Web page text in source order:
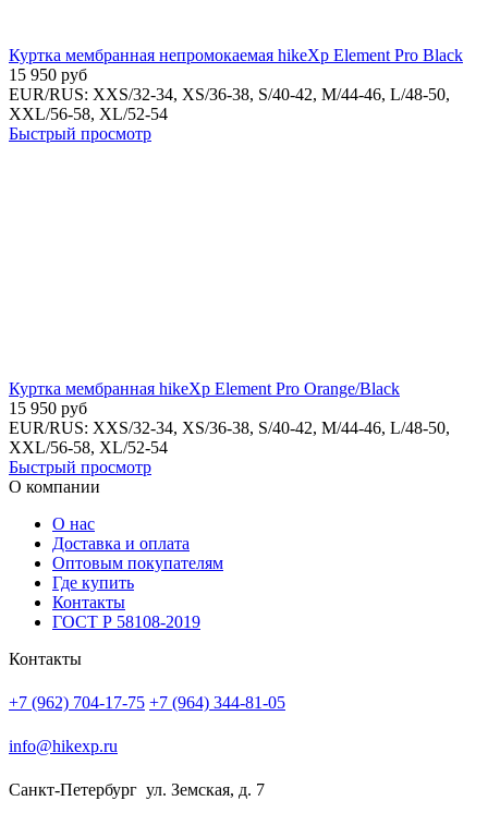
Куртка мембранная непромокаемая hikeXp Element Pro Black
15 950 руб
EUR/RUS: XXS/32-34, XS/36-38, S/40-42, M/44-46, L/48-50,
XXL/56-58, XL/52-54
Быстрый просмотр
Куртка мембранная hikeXp Element Pro Orange/Black
15 950 руб
EUR/RUS: XXS/32-34, XS/36-38, S/40-42, M/44-46, L/48-50,
XXL/56-58, XL/52-54
Быстрый просмотр
О компании
О нас
Доставка и оплата
Оптовым покупателям
Где купить
Контакты
ГОСТ Р 58108-2019
Контакты
+7 (962) 704-17-75 +7 (964) 344-81-05
info@hikexp.ru
Санкт-Петербург ул. Земская, д. 7